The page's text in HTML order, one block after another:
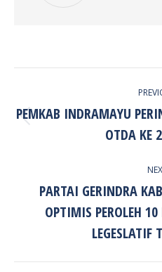
PEMKAB INDRAMAYU
OTDA KE
PARTAI GERINDRA
OPTIMIS PEROLEH
LEGESLATIF